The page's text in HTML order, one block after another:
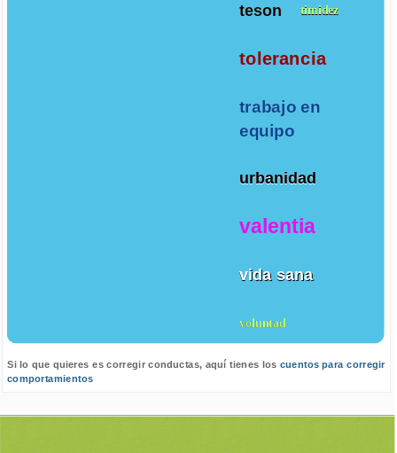
teson timidez
tolerancia
trabajo en
equipo
urbanidad
valentia
vida sana
voluntad
Si lo que quieres es corregir conductas, aquí tienes los cuentos para corregir
comportamientos